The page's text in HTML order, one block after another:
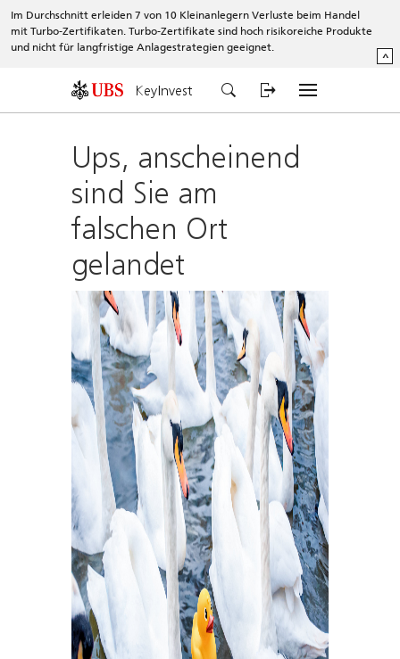
Im Durchschnitt erleiden 7 von 10 Kleinanlegern Verluste beim Handel
mit Turbo-Zertifikaten. Turbo-Zertifikate sind hoch risikoreiche Produkte
und nicht für langfristige Anlagestrategien geeignet.
^
KeyInvest
Ups, anscheinend
sind Sie am
falschen Ort
gelandet